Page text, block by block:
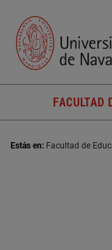
FACULTAD
Estás en: Facultad de